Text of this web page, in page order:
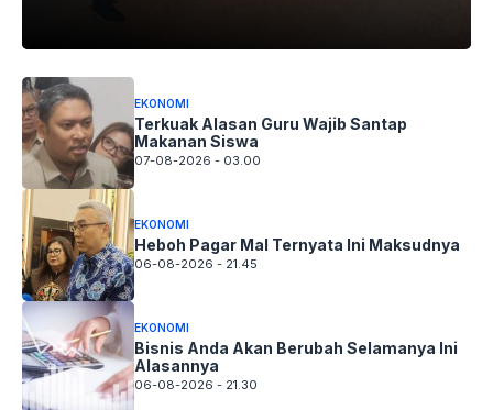
EKONOMI
Terkuak Alasan Guru Wajib Santap
Makanan Siswa
07-08-2026 - 03.00
EKONOMI
Heboh Pagar Mal Ternyata Ini Maksudnya
06-08-2026 - 21.45
EKONOMI
Bisnis Anda Akan Berubah Selamanya Ini
Alasannya
06-08-2026 - 21.30